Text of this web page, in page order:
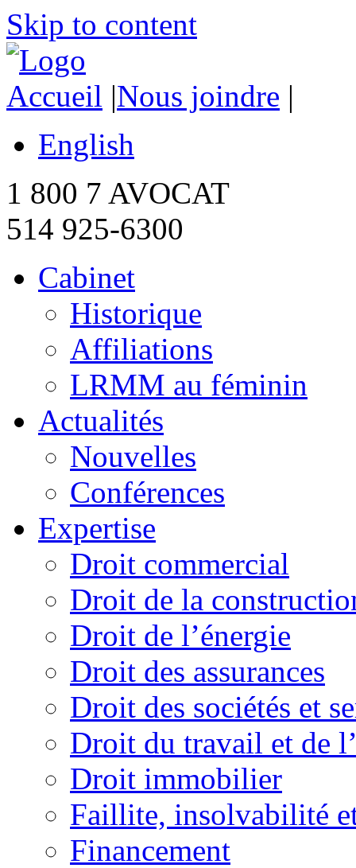
Skip to content
Accueil |Nous joindre |
English
1 800 7 AVOCAT
514 925-6300
Cabinet
Historique
Affiliations
LRMM au féminin
Actualités
Nouvelles
Conférences
Expertise
Droit commercial
Droit de la
Droit de l’énergie
Droit des assurances
Droit des sociétés et
Droit du travail et de
Droit immobilier
Faillite, insolvabilité
Financement